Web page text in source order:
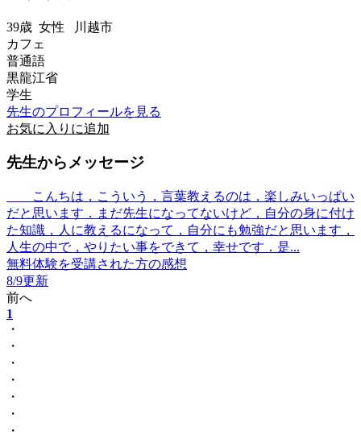
39歳 女性 川越市
カフェ
普通語
黒龍江省
学生
先生のプロフィールを見る
お気に入りに追加
先生からメッセージ
こんちは，こういう，言葉教えるのは，楽しみいっぱい
だと思います．まだ先生になってないけど，自分の身に付け
た知識，人に教えるになって，自分にも勉強だと思います，
人生の中で，やりたい事をできて，幸せです．是...
無料体験を受講された方の感想
8/9更新
前へ
1
・
・
・
・
・
・
・